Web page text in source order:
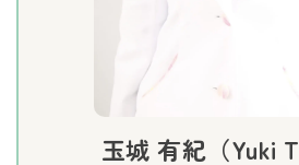
玉城 有紀（Yuki